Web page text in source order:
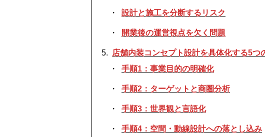
設計と施工を分断するリスク
開業後の運営視点を欠く問題
店舗内装コンセプト設計を具体化する5つ
手順1：事業目的の明確化
手順2：ターゲットと商圏分析
手順3：世界観と言語化
手順4：空間・動線設計への落とし込み